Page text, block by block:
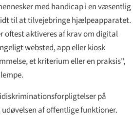
med handicap i en væsentlig
til at tilvejebringe hjælpeapparatet.
oftest aktiveres af krav om digital
websted, app eller kiosk
et kriterium eller en praksis",
på
af offentlige funktioner.